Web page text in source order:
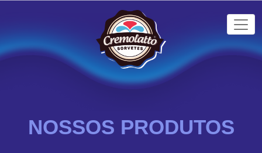
NOSSOS PRODUTOS